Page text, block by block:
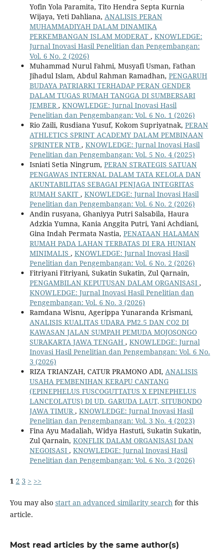
Yofin Yola Paramita, Tito Hendra Septa Kurnia
Wijaya, Yeti Dahliana, ANALISIS PERAN
MUHAMMADIYAH DALAM DINAMIKA
PERKEMBANGAN ISLAM MODERAT , KNOWLEDGE:
Jurnal Inovasi Hasil Penelitian dan Pengembangan:
Vol. 6 No. 2 (2026)
Muhammad Nurul Fahmi, Musyafi Usman, Fathan
Jihadul Islam, Abdul Rahman Ramadhan, PENGARUH
BUDAYA PATRIARKI TERHADAP PERAN GENDER
DALAM TUGAS RUMAH TANGGA DI SUMBERSARI
JEMBER , KNOWLEDGE: Jurnal Inovasi Hasil
Penelitian dan Pengembangan: Vol. 6 No. 1 (2026)
Rio Zaili, Rusdiana Yusuf, Kokom Supriyatnak, PERAN
ATHLETICS SPRINT ACADEMY DALAM PEMBINAAN
SPRINTER NTB , KNOWLEDGE: Jurnal Inovasi Hasil
Penelitian dan Pengembangan: Vol. 5 No. 4 (2025)
Isniati Setia Ningrum, PERAN STRATEGIS SATUAN
PENGAWAS INTERNAL DALAM TATA KELOLA DAN
AKUNTABILITAS SEBAGAI PENJAGA INTEGRITAS
RUMAH SAKIT , KNOWLEDGE: Jurnal Inovasi Hasil
Penelitian dan Pengembangan: Vol. 6 No. 2 (2026)
Andin rusyana, Ghaniyya Putri Salsabila, Haura
Adzkia Yumna, Kania Anggita Putri, Yani Achdiani,
Gina Indah Permata Nastia, PENATAAN HALAMAN
RUMAH PADA LAHAN TERBATAS DI ERA HUNIAN
MINIMALIS , KNOWLEDGE: Jurnal Inovasi Hasil
Penelitian dan Pengembangan: Vol. 6 No. 2 (2026)
Fitriyani Fitriyani, Sukatin Sukatin, Zul Qarnain,
PENGAMBILAN KEPUTUSAN DALAM ORGANISASI ,
KNOWLEDGE: Jurnal Inovasi Hasil Penelitian dan
Pengembangan: Vol. 6 No. 3 (2026)
Ramdana Wisnu, Agerippa Yunaranda Krismani,
ANALISIS KUALITAS UDARA PM2.5 DAN CO2 DI
KAWASAN JALAN SUMPAH PEMUDA MOJOSONGO
SURAKARTA JAWA TENGAH , KNOWLEDGE: Jurnal
Inovasi Hasil Penelitian dan Pengembangan: Vol. 6 No.
3 (2026)
RIZA TRIANZAH, CATUR PRAMONO ADI, ANALISIS
USAHA PEMBENIHAN KERAPU CANTANG
(EPINEPHELUS FUSCOGUTTATUS X EPINEPHELUS
LANCEOLATUS) DI UD. GARUDA LAUT, SITUBONDO
JAWA TIMUR , KNOWLEDGE: Jurnal Inovasi Hasil
Penelitian dan Pengembangan: Vol. 3 No. 4 (2023)
Fina Ayu Madaliah, Widya Hastuti, Sukatin Sukatin,
Zul Qarnain, KONFLIK DALAM ORGANISASI DAN
NEGOISASI , KNOWLEDGE: Jurnal Inovasi Hasil
Penelitian dan Pengembangan: Vol. 6 No. 3 (2026)
1 2 3 > >>
You may also start an advanced similarity search for this
article.
Most read articles by the same author(s)